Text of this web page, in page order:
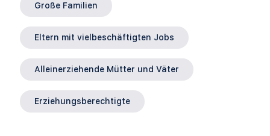
Große Familien
Eltern mit vielbeschäftigten Jobs
Alleinerziehende Mütter und Väter
Erziehungsberechtigte